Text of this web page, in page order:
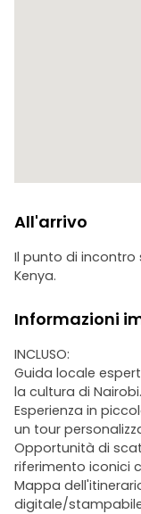
All'arrivo
Il punto di incontro
Kenya.
Informazioni
INCLUSO:
Guida locale
la cultura di Nairobi.
Esperienza in
un tour
Opportunità di
riferimento iconici
Mappa
digitale/